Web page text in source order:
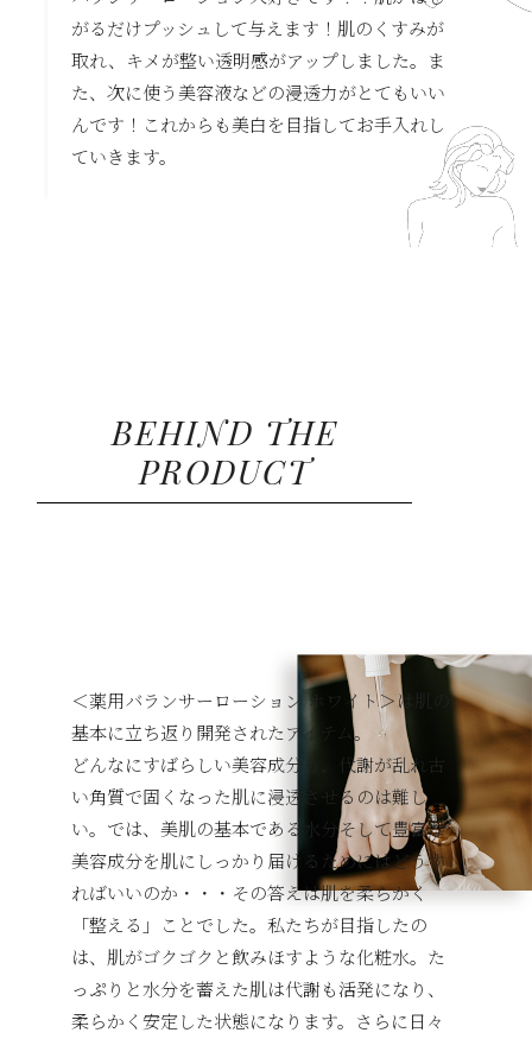
がるだけプッシュして与えます！肌のくすみが
取れ、キメが整い透明感がアップしました。ま
た、次に使う美容液などの浸透力がとてもいい
んです！これからも美白を目指してお手入れし
ていきます。
BEHIND THE
PRODUCT
＜薬用バランサーローション ホワイト＞は肌の
基本に立ち返り開発されたアイテム。
どんなにすばらしい美容成分も、代謝が乱れ古
い角質で固くなった肌に浸透させるのは難し
い。では、美肌の基本である水分そして豊富な
美容成分を肌にしっかり届けるためにはどうす
ればいいのか・・・その答えは肌を柔らかく
「整える」ことでした。私たちが目指したの
は、肌がゴクゴクと飲みほすような化粧水。た
っぷりと水分を蓄えた肌は代謝も活発になり、
柔らかく安定した状態になります。さらに日々